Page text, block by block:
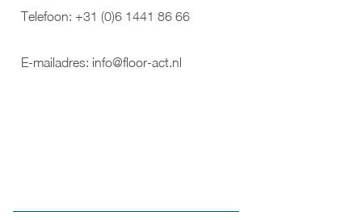
Telefoon: +31 (0)6 1441 86 66
E-mailadres: info@floor-act.nl